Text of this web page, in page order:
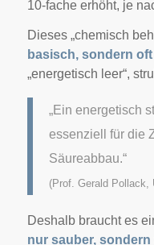
10-fache erhöht, je
Dieses „chemisch
basisch, sondern
„energetisch leer“,
„Ein energetisch
essenziell für die
Säureabbau.“
(Prof. Gerald Pollack,
Deshalb braucht es
nur sauber,